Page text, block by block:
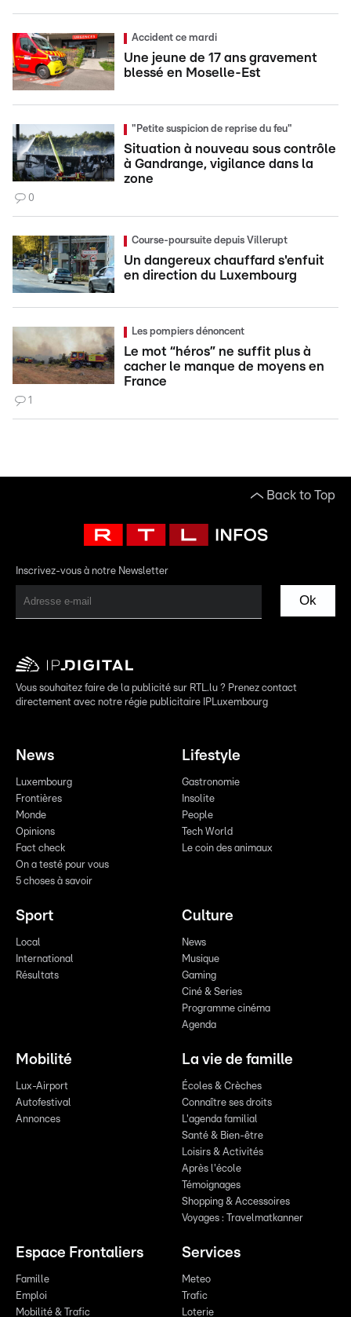
Accident ce mardi
Une jeune de 17 ans gravement
blessé en Moselle-Est
"Petite suspicion de reprise du feu"
Situation à nouveau sous contrôle
à Gandrange, vigilance dans la
zone
0
Course-poursuite depuis Villerupt
Un dangereux chauffard s'enfuit
en direction du Luxembourg
Les pompiers dénoncent
Le mot “héros” ne suffit plus à
cacher le manque de moyens en
France
1
Back to Top
Inscrivez-vous à notre Newsletter
Ok
Vous souhaitez faire de la publicité sur RTL.lu ? Prenez contact
directement avec notre régie publicitaire IPLuxembourg
News
Luxembourg
Frontières
Monde
Opinions
Fact check
On a testé pour vous
5 choses à savoir
Lifestyle
Gastronomie
Insolite
People
Tech World
Le coin des animaux
Sport
Local
International
Résultats
Culture
News
Musique
Gaming
Ciné & Series
Programme cinéma
Agenda
Mobilité
Lux-Airport
Autofestival
Annonces
La vie de famille
Écoles & Crèches
Connaître ses droits
L'agenda familial
Santé & Bien-être
Loisirs & Activités
Après l'école
Témoignages
Shopping & Accessoires
Voyages : Travelmatkanner
Espace Frontaliers
Famille
Emploi
Mobilité & Trafic
Services
Meteo
Trafic
Loterie